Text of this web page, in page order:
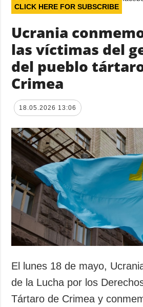
CLICK HERE FOR SUBSCRIBE
Ucrania
las víctimas del
del pueblo
Crimea
18.05.2026 13:06
El lunes 18 de mayo,
de la Lucha por los
Tártaro de Crimea y